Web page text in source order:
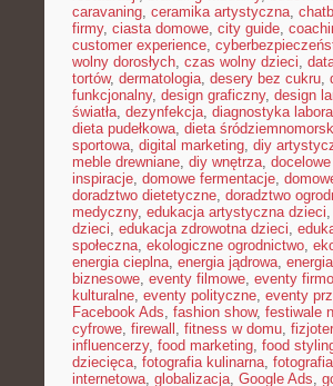
caravaning, ceramika artystyczna,
firmy, ciasta domowe, city guide,
customer experience,
wolny dorosłych, czas wolny dzieci,
tortów, dermatologia, desery bez cukru,
funkcjonalny, design graficzny, design
światła, dezynfekcja, diagnostyka
dieta pudełkowa, dieta
sportowa, digital marketing, diy
meble drewniane, diy wnętrza,
inspiracje, domowe fermentacje,
doradztwo dietetyczne, doradztwo
medyczny, edukacja artystyczna dzieci,
dzieci, edukacja zdrowotna dzieci,
społeczna, ekologiczne ogrodnictwo,
energia cieplna, energia jądrowa,
biznesowe, eventy filmowe, eventy
kulturalne, eventy polityczne, eventy
Facebook Ads, fashion show, festiwale
cyfrowe, firewall , fitness w domu,
influencerzy, food marketing, food
dziecięca, fotografia kulinarna,
internetowa, globalizacja, Google Ads,